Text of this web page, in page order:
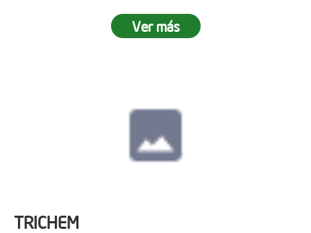
Ver más
TRICHEM